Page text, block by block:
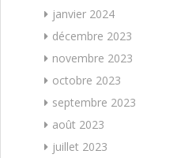
janvier 2024
décembre 2023
novembre 2023
octobre 2023
septembre 2023
août 2023
juillet 2023